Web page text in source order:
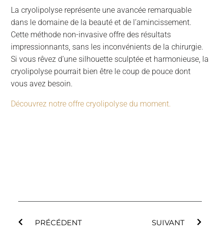
La cryolipolyse représente une avancée remarquable
dans le domaine de la beauté et de l’amincissement.
Cette méthode non-invasive offre des résultats
impressionnants, sans les inconvénients de la chirurgie.
Si vous rêvez d’une silhouette sculptée et harmonieuse, la
cryolipolyse pourrait bien être le coup de pouce dont
vous avez besoin.
Découvrez notre offre cryolipolyse du moment.
PRÉCÉDENT SUIVANT